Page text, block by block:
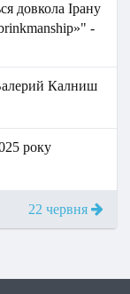
довкола Ірану
-
Калниш
року
22 червня